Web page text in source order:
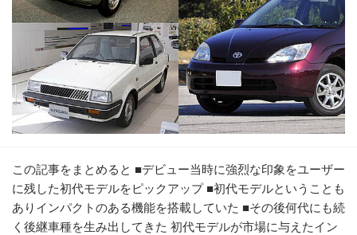
この記事をまとめると ■デビュー当時に強烈な印象をユーザー
に残した初代モデルをピックアップ ■初代モデルということも
ありインパクトのある機能を搭載していた ■その後何代にも続
く後継車種を生み出してきた 初代モデルが市場に与えたイン